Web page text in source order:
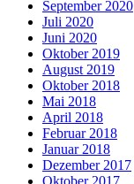
September 2020
Juli 2020
Juni 2020
Oktober 2019
August 2019
Oktober 2018
Mai 2018
April 2018
Februar 2018
Januar 2018
Dezember 2017
Oktober 2017